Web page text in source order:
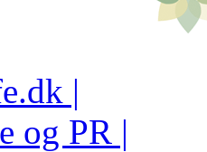
|
og PR |